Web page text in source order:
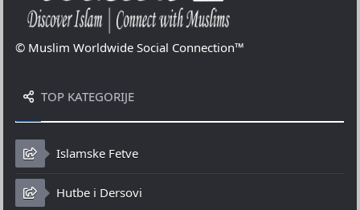
© Muslim Worldwide Social Connection™
TOP KATEGORIJE
Islamske Fetve
Hutbe i Dersovi